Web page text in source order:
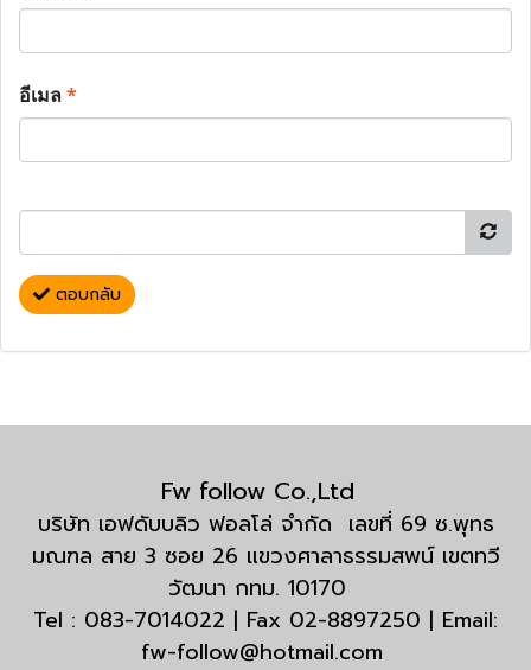
อีเมล*
ตอบกลับ
Fw follow Co.,Ltd
บริษัท เอฟดับบลิว ฟอลโล่ จำกัด เลขที่ 69 ซ.พุทธ
มณฑล สาย 3 ซอย 26 แขวงศาลาธรรมสพน์ เขตทวี
วัฒนา กทม. 10170
Tel : 083-7014022 | Fax 02-8897250 | Email:
fw-follow@hotmail.com